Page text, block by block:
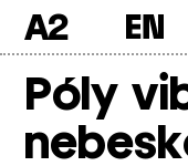
A2
Póly